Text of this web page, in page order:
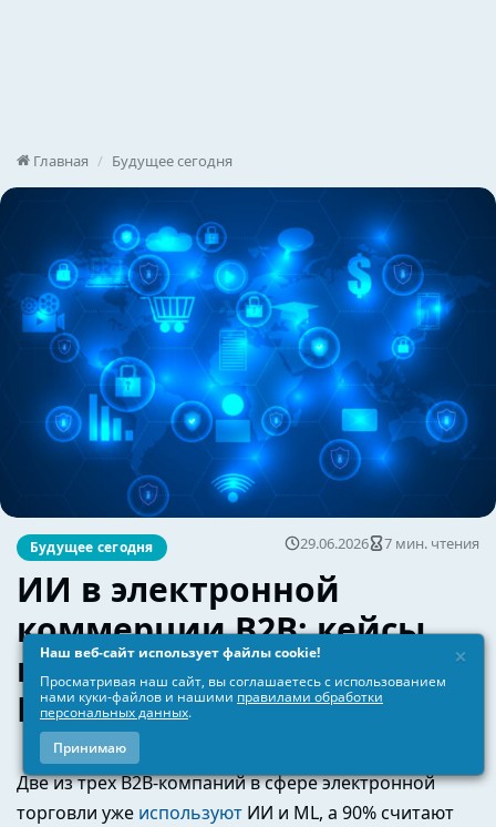
×
Наш веб-сайт использует файлы cookie!
Просматривая наш сайт, вы соглашаетесь с использованием
нами куки-файлов и нашими правилами обработки
персональных данных.
Принимаю